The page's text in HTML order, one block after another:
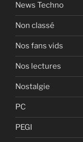
News Techno
Non classé
Nos fans vids
Nos lectures
Nostalgie
PC
PEGI